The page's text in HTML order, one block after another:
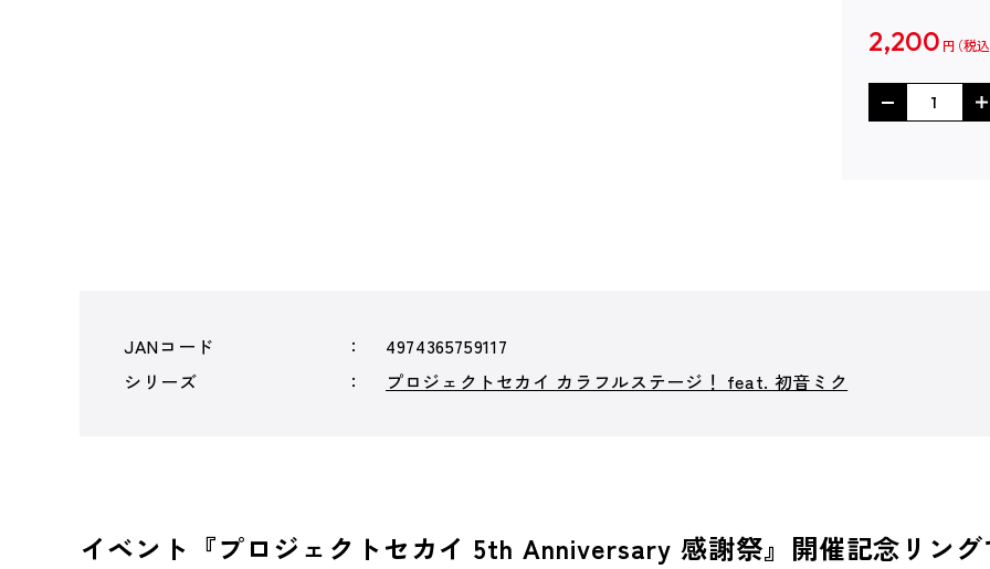
2,200 円
JANコード
4974365759117
シリーズ
プロジェクトセカイ カラフルステージ！ feat. 初音ミク
イベント『プロジェクトセカイ 5th Anniversary 感謝祭』開催記念リン